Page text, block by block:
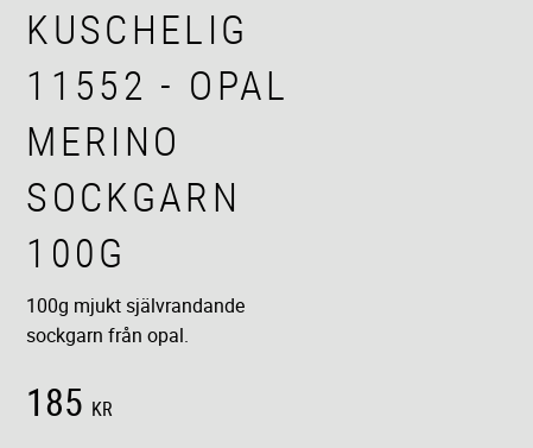
KUSCHELIG
11552 - OPAL
MERINO
SOCKGARN
100G
100g mjukt självrandande
sockgarn från opal.
185 KR